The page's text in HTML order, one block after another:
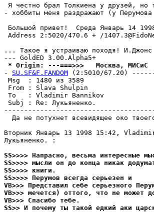
Я честно брал Толкиена у друзей, но
- хоббиты меня раздражают (у
Большой пpивет!  Среда Январь 14
Address 2:5020/470.6 + /
... Такое я устраиваю походя!
* Origin: ---===>>>   Москва, МИСиС
- SU.SF&F.FANDOM (2:5010/67.20)
Msg  :
From : Slava Shulpin
To   : Vladimir Bannikov
Subj : Re:
Да не потухнет всевидящее око
Вторник Январь 13 1998 15:42,
Лукьяненко. :
SS>>>> Напрасно, весьма интересные
SS>>>> мысли он до конца никак
SS>>>> книги.
SS>>>> Перумов всегда серьезен и
VB>>> Представил себе серьезного
VB>>> мечется) оттого, что не может
VB>>> Спасибо тебе.
SS>> И почему ты такой едкий аки